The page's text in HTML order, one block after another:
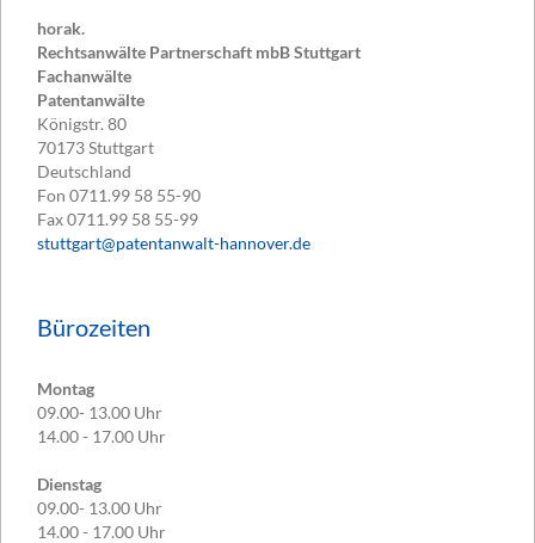
horak.
Rechtsanwälte Partnerschaft mbB Stuttgart
Fachanwälte
Patentanwälte
Königstr. 80
70173Stuttgart
Deutschland
Fon 0711.99 58 55-90
Fax0711.99 58 55-99
stuttgart@patentanwalt-hannover.de
Bürozeiten
Montag
09.00- 13.00 Uhr
14.00 - 17.00 Uhr
Dienstag
09.00- 13.00 Uhr
14.00 - 17.00 Uhr